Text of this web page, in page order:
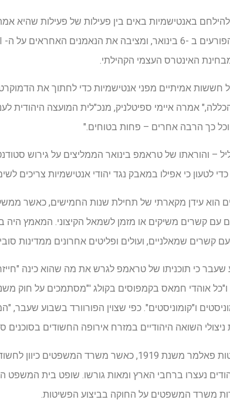
באנטישמיות באים בין פעילות של פעילות שהיא
האינטרס העצמי הקהילתי.
אמיתיים מפני אנטישמיות כדי לחתוך את
והכללה," אמרה איימי ספיטלניק, מנכ"לית המועצה היהודית
כך הרבה אחרים – פחות בטוחים."
– והוראתו של טראמפ בינואר הממליצים על גירוש
לטעון כי אפילו במאבק נגד יהודי אנטישמיות צריכים
הוא עידן מקארתי של תחילת שנות החמישים, כאשר
עם קשרים משיקים או מזמן לשמאל הקיצוני. המאמץ היה
עם קשרים שמאלניים, ועולים ופליטים אחרונים ממדינות
שעבר כי תוכניתו של טראמפ לגרש את מה שהוא כינה
ו"קומוניסטים". כפי שצוין הפורוורד בשבוע שעבר,
השואה היהודיים במזרח אירופה החשודים בסוכנים
אופר נזכר גם בפשיטות פאלמר משנת 1919, כאשר משרד
נעצרו ברחבי הארץ ומאות גורשו. שופט בית המשפט
משרד המשפטים על החוקה בביצוע הפשיטות.